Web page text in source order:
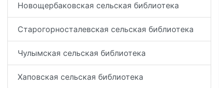
Новощербаковская сельская библиотека
Старогорносталевская сельская библиотека
Чулымская сельская библиотека
Хаповская сельская библиотека